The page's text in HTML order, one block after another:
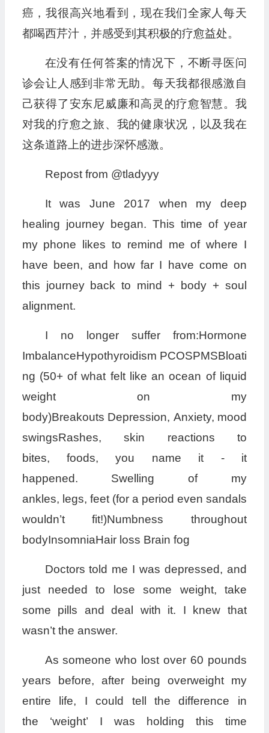
癌，我很高兴地看到，现在我们全家人每天
都喝西芹汁，并感受到其积极的疗愈益处。
在没有任何答案的情况下，不断寻医问
诊会让人感到非常无助。每天我都很感激自
己获得了安东尼威廉和高灵的疗愈智慧。我
对我的疗愈之旅、我的健康状况，以及我在
这条道路上的进步深怀感激。
Repost from @tladyyy
It was June 2017 when my deep
healing journey began. This time of year
my phone likes to remind me of where I
have been, and how far I have come on
this journey back to mind + body + soul
alignment.
I no longer suffer from:Hormone
ImbalanceHypothyroidism PCOSPMSBloati
ng (50+ of what felt like an ocean of liquid
weight on my
body)Breakouts Depression, Anxiety, mood
swingsRashes, skin reactions to
bites, foods, you name it - it
happened. Swelling of my
ankles, legs, feet (for a period even sandals
wouldn’t fit!)Numbness throughout
bodyInsomniaHair loss Brain fog
Doctors told me I was depressed, and
just needed to lose some weight, take
some pills and deal with it. I knew that
wasn’t the answer.
As someone who lost over 60 pounds
years before, after being overweight my
entire life, I could tell the difference in
the ‘weight’ I was holding this time